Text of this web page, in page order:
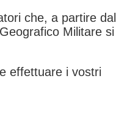
che, a partire dal
Militare si
effettuare i vostri